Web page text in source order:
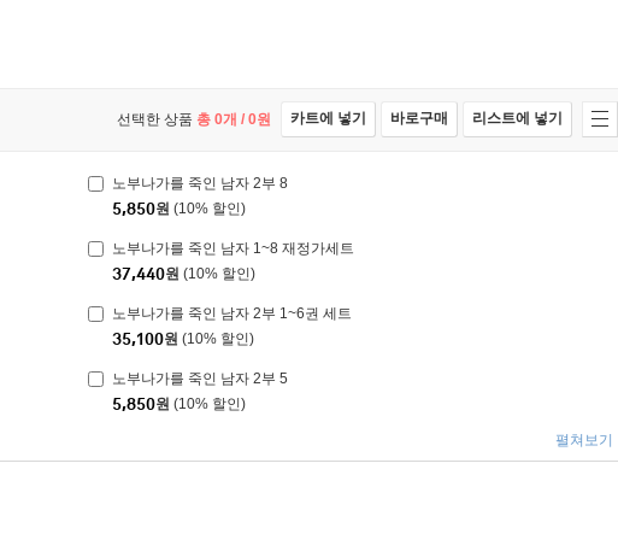
선택한 상품 총 0개 / 0원 카트에 넣기 바로구매 리스트에 넣기
노부나가를 죽인 남자 2부 8
5,850원 (10% 할인)
노부나가를 죽인 남자 1~8 재정가세트
37,440원 (10% 할인)
노부나가를 죽인 남자 2부 1~6권 세트
35,100원 (10% 할인)
노부나가를 죽인 남자 2부 5
5,850원 (10% 할인)
펼쳐보기